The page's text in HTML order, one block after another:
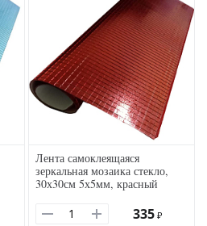
Лента самоклеящаяся
зеркальная мозаика стекло,
30х30см 5х5мм, красный
335 ₽